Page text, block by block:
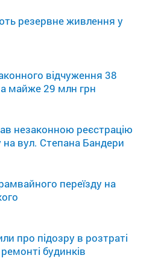
резервне живлення у
відчуження 38
майже 29 млн грн
незаконною реєстрацію
на вул. Степана Бандери
переїзду на
про підозру в розтраті
будинків